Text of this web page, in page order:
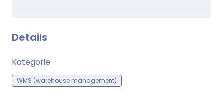
Details
Kategorie
WMS (warehouse management)